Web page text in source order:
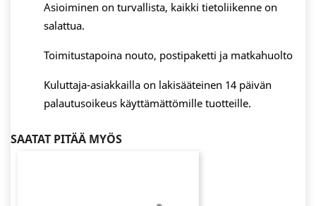
Asioiminen on turvallista, kaikki tietoliikenne on
salattua.
Toimitustapoina nouto, postipaketti ja matkahuolto
Kuluttaja-asiakkailla on lakisääteinen 14 päivän
palautusoikeus käyttämättömille tuotteille.
SAATAT PITÄÄ MYÖS